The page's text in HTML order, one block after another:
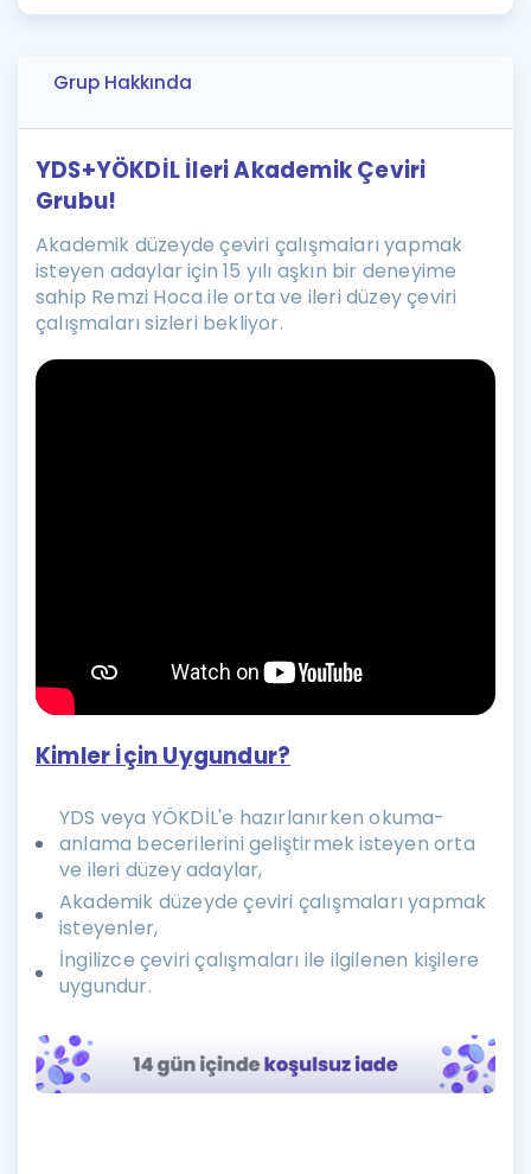
Grup Hakkında
YDS+YÖKDİL İleri Akademik Çeviri
Grubu!
Akademik düzeyde çeviri çalışmaları yapmak
isteyen adaylar için 15 yılı aşkın bir deneyime
sahip Remzi Hoca ile orta ve ileri düzey çeviri
çalışmaları sizleri bekliyor.
Kimler İçin Uygundur?
YDS veya YÖKDİL'e hazırlanırken okuma-
anlama becerilerini geliştirmek isteyen orta
ve ileri düzey adaylar,
Akademik düzeyde çeviri çalışmaları yapmak
isteyenler,
İngilizce çeviri çalışmaları ile ilgilenen kişilere
uygundur.